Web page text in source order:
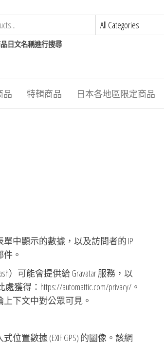
日文名稱進行搜尋
品 特輯商品 日本各地區限定商品
中顯示的數據，以及訪問者的 IP
。
可能會提供給 Gravatar 服務，以
得：https://automattic.com/privacy/。
下文中對公眾可見。
置數據 (EXIF GPS) 的圖像。該網